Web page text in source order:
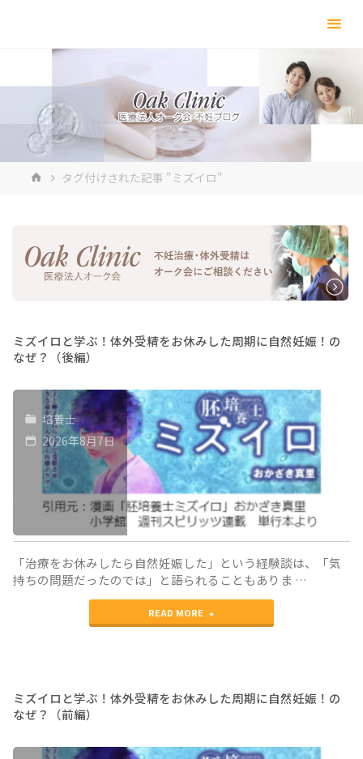
キ
ホ タグ付けされた記事 "ミズイロ"
ミズイロと学ぶ！体外受精をお休みした周期に自然妊娠！の
なぜ？（後編）
培養士
2026年8月7日
「治療をお休みしたら自然妊娠した」という経験談は、「気
持ちの問題だったのでは」と語られることもありま …
READ MORE
"ミ
ロ
学
ミズイロと学ぶ！体外受精をお休みした周期に自然妊娠！の
なぜ？（前編）